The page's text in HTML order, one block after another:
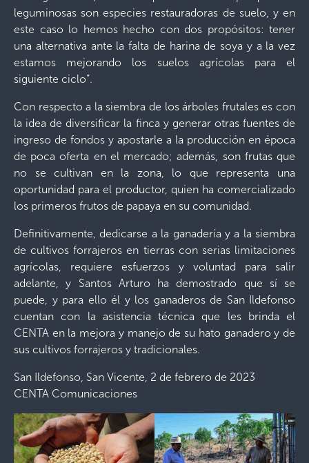
leguminosas son especies restauradoras de suelo, y en
este caso lo hemos hecho con dos propósitos: tener
una alternativa ante la falta de harina de soya y a la vez
estamos mejorando los suelos agrícolas para el
siguiente ciclo”.
Con respecto a la siembra de los árboles frutales es con
la idea de diversificar la finca y generar otras fuentes de
ingreso de fondos y apostarle a la producción en época
de poca oferta en el mercado; además, son frutas que
no se cultivan en la zona, lo que representa una
oportunidad para el productor, quien ha comercializado
los primeros frutos de papaya en su comunidad.
Definitivamente, dedicarse a la ganadería y a la siembra
de cultivos forrajeros en tierras con serias limitaciones
agrícolas, requiere esfuerzos y voluntad para salir
adelante, y Santos Arturo ha demostrado que sí se
puede, y para ello él y los ganaderos de San Ildefonso
cuentan con la asistencia técnica que les brinda el
CENTA en la mejora y manejo de su hato ganadero y de
sus cultivos forrajeros y tradicionales.
San Ildefonso, San Vicente, 2 de febrero de 2023
CENTA Comunicaciones